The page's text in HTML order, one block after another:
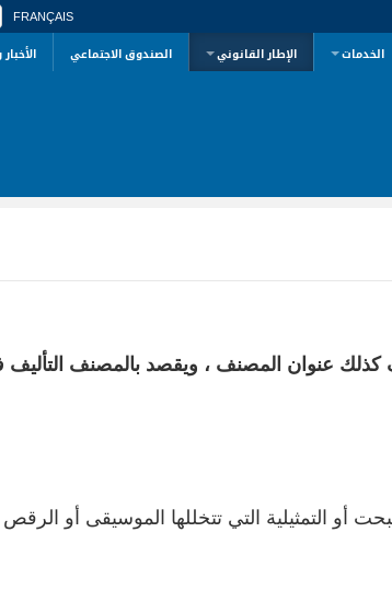
FRANÇAIS
الخدمات الإطار القانوني الصندوق الاجتماعي
كذلك عنوان المصنف ، ويقصد بالمصنف
أو التمثيلية التي تتخللها الموسيقى أو الرقص